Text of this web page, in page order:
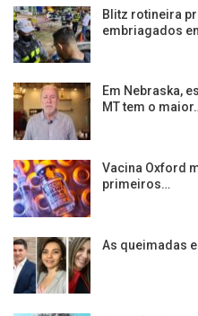
Blitz rotineira
embriagados
Em Nebraska,
MT tem o
Vacina Oxford
primeiros…
As queimadas